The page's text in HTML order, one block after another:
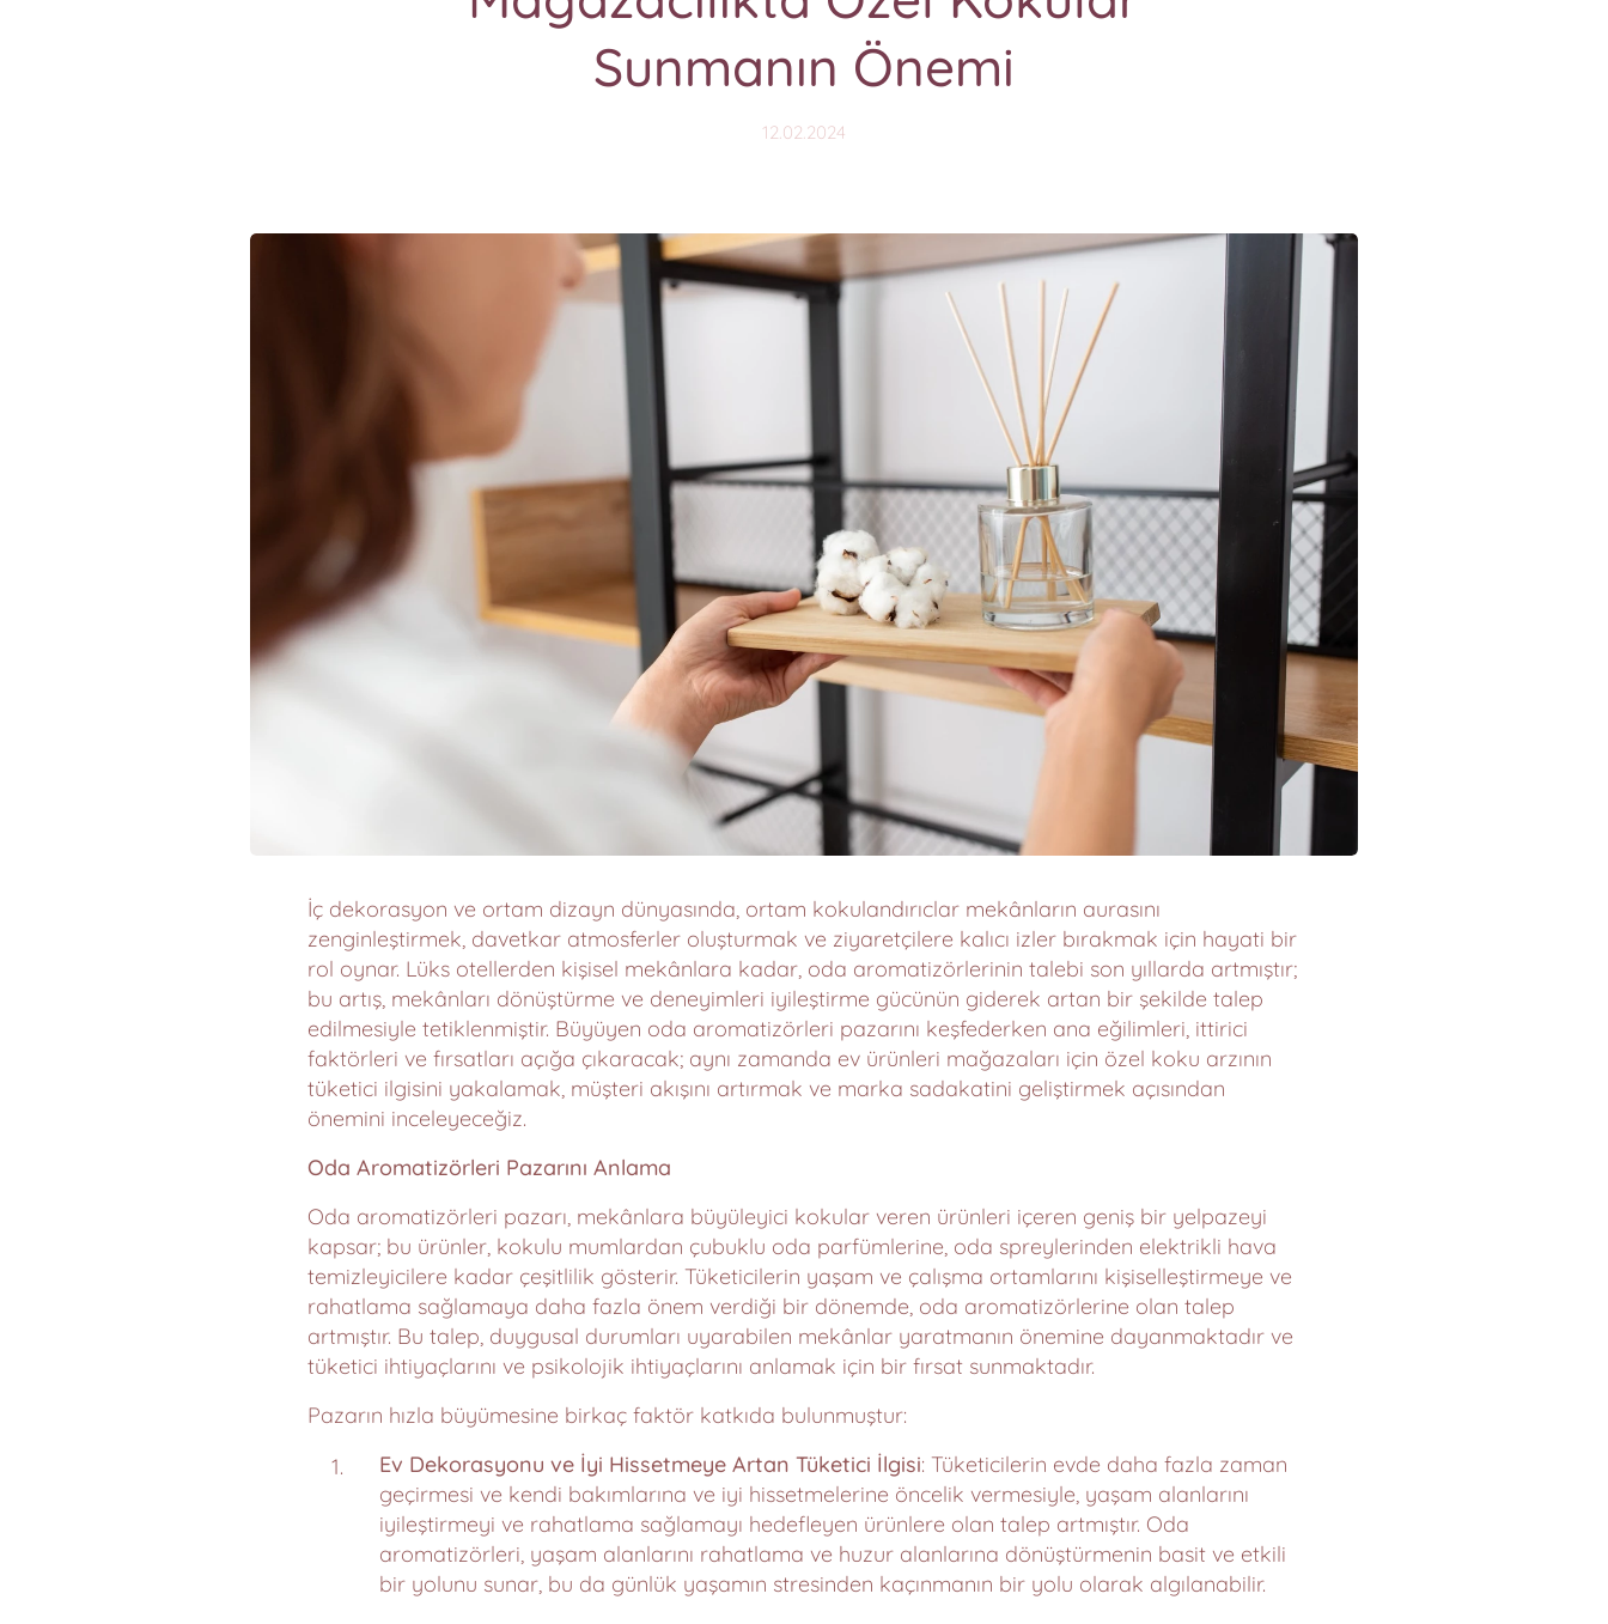
Sunmanın Önemi
12.02.2024
İç dekorasyon ve ortam dizayn dünyasında, ortam kokulandırıclar mekânların aurasını
zenginleştirmek, davetkar atmosferler oluşturmak ve ziyaretçilere kalıcı izler bırakmak için hayati bir
rol oynar. Lüks otellerden kişisel mekânlara kadar, oda aromatizörlerinin talebi son yıllarda artmıştır;
bu artış, mekânları dönüştürme ve deneyimleri iyileştirme gücünün giderek artan bir şekilde talep
edilmesiyle tetiklenmiştir. Büyüyen oda aromatizörleri pazarını keşfederken ana eğilimleri, ittirici
faktörleri ve fırsatları açığa çıkaracak; aynı zamanda ev ürünleri mağazaları için özel koku arzının
tüketici ilgisini yakalamak, müşteri akışını artırmak ve marka sadakatini geliştirmek açısından
önemini inceleyeceğiz.
Oda Aromatizörleri Pazarını Anlama
Oda aromatizörleri pazarı, mekânlara büyüleyici kokular veren ürünleri içeren geniş bir yelpazeyi
kapsar; bu ürünler, kokulu mumlardan çubuklu oda parfümlerine, oda spreylerinden elektrikli hava
temizleyicilere kadar çeşitlilik gösterir. Tüketicilerin yaşam ve çalışma ortamlarını kişiselleştirmeye ve
rahatlama sağlamaya daha fazla önem verdiği bir dönemde, oda aromatizörlerine olan talep
artmıştır. Bu talep, duygusal durumları uyarabilen mekânlar yaratmanın önemine dayanmaktadır ve
tüketici ihtiyaçlarını ve psikolojik ihtiyaçlarını anlamak için bir fırsat sunmaktadır.
Pazarın hızla büyümesine birkaç faktör katkıda bulunmuştur:
Ev Dekorasyonu ve İyi Hissetmeye Artan Tüketici İlgisi: Tüketicilerin evde daha fazla zaman
geçirmesi ve kendi bakımlarına ve iyi hissetmelerine öncelik vermesiyle, yaşam alanlarını
iyileştirmeyi ve rahatlama sağlamayı hedefleyen ürünlere olan talep artmıştır. Oda
aromatizörleri, yaşam alanlarını rahatlama ve huzur alanlarına dönüştürmenin basit ve etkili
bir yolunu sunar, bu da günlük yaşamın stresinden kaçınmanın bir yolu olarak algılanabilir.